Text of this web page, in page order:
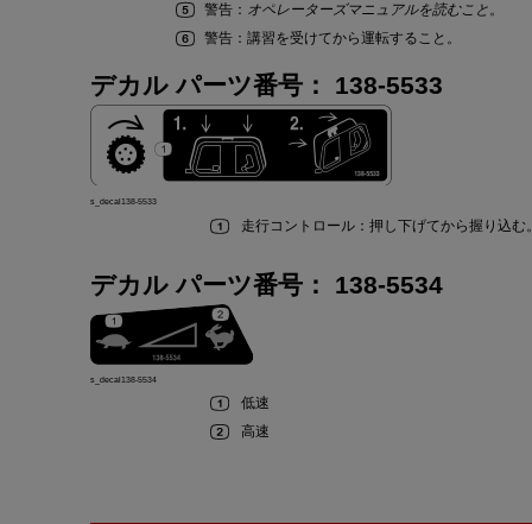
警告： オペレーターズマニュアルを読むこと。
警告： 講習を受けてから運転すること 。
デカル パーツ番号： 138-5533
s_decal138-5533
走行コントロール ：押 し下げてから握 り込む
デカル パーツ番号： 138-5534
s_decal138-5534
低速
高速